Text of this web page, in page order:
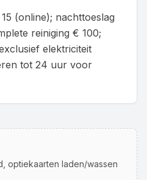
(online); nachttoeslag
reiniging € 100;
elektriciteit
tot 24 uur voor
optiekaarten laden/wassen